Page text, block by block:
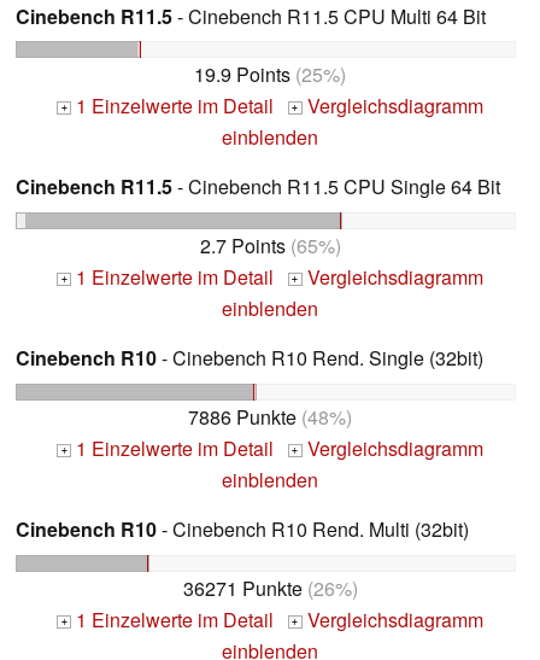
Cinebench R11.5- Cinebench R11.5 CPU Multi 64 Bit
19.9 Points (25%)
+ 1 Einzelwerte im Detail + Vergleichsdiagramm
einblenden
Cinebench R11.5- Cinebench R11.5 CPU Single 64 Bit
2.7 Points(65%)
+ 1 Einzelwerte im Detail + Vergleichsdiagramm
einblenden
Cinebench R10- Cinebench R10 Rend. Single (32bit)
7886 Punkte (48%)
+ 1 Einzelwerte im Detail + Vergleichsdiagramm
einblenden
Cinebench R10- Cinebench R10 Rend. Multi (32bit)
36271 Punkte(26%)
+ 1 Einzelwerte im Detail + Vergleichsdiagramm
einblenden